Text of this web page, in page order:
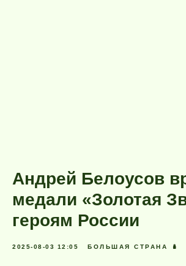
Андрей Белоусов
медали «Золотая
героям России
2025-08-03 12:05 БОЛЬШАЯ СТРАНА 🪆